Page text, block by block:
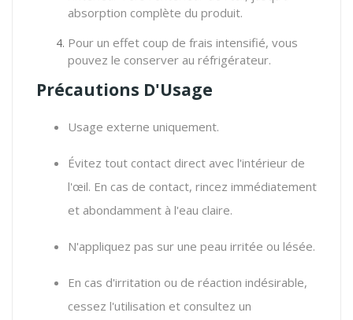
absorption complète du produit.
Pour un effet coup de frais intensifié, vous
pouvez le conserver au réfrigérateur.
Précautions D'Usage
Usage externe uniquement.
Évitez tout contact direct avec l'intérieur de
l'œil. En cas de contact, rincez immédiatement
et abondamment à l'eau claire.
N'appliquez pas sur une peau irritée ou lésée.
En cas d'irritation ou de réaction indésirable,
cessez l'utilisation et consultez un